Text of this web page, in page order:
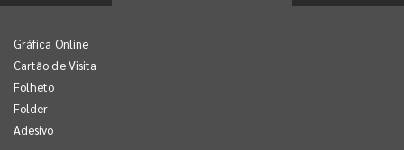
Gráfica Online
Cartão de Visita
Folheto
Folder
Adesivo